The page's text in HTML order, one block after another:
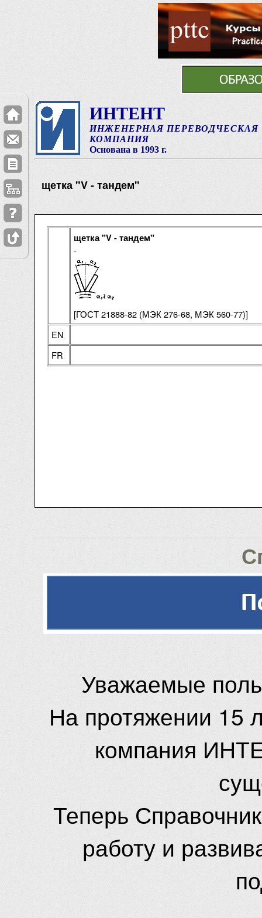
ИНТЕНТ
ИНЖЕНЕРНАЯ ПЕРЕВОДЧЕСКАЯ
КОМПАНИЯ
Основана в 1993 г.
щетка "V - тандем"
щетка "V - тандем"
-
[ГОСТ 21888-82 (МЭК 276-68, МЭК 560-77)]
EN
FR
Уважаемые
На протяжении 15
компания
Теперь
работу и